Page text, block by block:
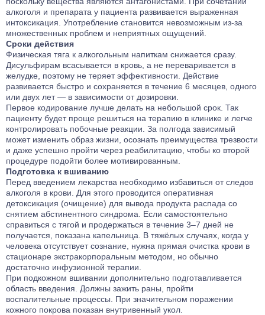
алкоголя и препарата у пациента развивается выраженная
интоксикация. Употребление становится невозможным из-за
множественных проблем и неприятных ощущений.
Сроки действия
Физическая тяга к алкогольным напиткам снижается сразу.
Дисульфирам всасывается в кровь, а не переваривается в
желудке, поэтому не теряет эффективности. Действие
развивается быстро и сохраняется в течение 6 месяцев, одного
или двух лет — в зависимости от дозировки.
Первое кодирование лучше делать на небольшой срок. Так
пациенту будет проще решиться на терапию в клинике и легче
контролировать побочные реакции. За полгода зависимый
может изменить образ жизни, осознать преимущества трезвости
и даже успешно пройти через реабилитацию, чтобы ко второй
процедуре подойти более мотивированным.
Подготовка к вшиванию
Перед введением лекарства необходимо избавиться от следов
алкоголя в крови. Для этого проводится оперативная
детоксикация (очищение) для вывода продукта распада со
снятием абстинентного синдрома. Если самостоятельно
справиться с тягой и продержаться в течение 3–7 дней не
получается, показана капельница. В тяжёлых случаях, когда у
человека отсутствует сознание, нужна прямая очистка крови в
стационаре экстракорпоральным методом, но обычно
достаточно инфузионной терапии.
При подкожном вшивании дополнительно подготавливается
область введения. Должны зажить раны, пройти
воспалительные процессы. При значительном поражении
кожного покрова показан внутривенный укол.